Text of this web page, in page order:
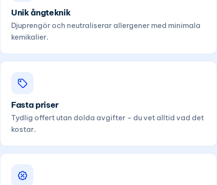
Unik ångteknik
Djuprengör och neutraliserar allergener med minimala
kemikalier.
Fasta priser
Tydlig offert utan dolda avgifter – du vet alltid vad det
kostar.